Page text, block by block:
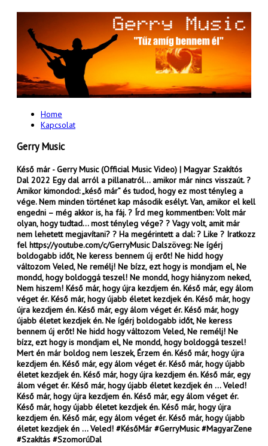
Home
Kapcsolat
Gerry Music
Késő már - Gerry Music (Official Music Video) | Magyar Szakítós
Dal 2022 Egy dal arról a pillanatról… amikor már nincs visszaút. ?
Amikor kimondod: „késő már” és tudod, hogy ez most tényleg a
vége. Nem minden történet kap második esélyt. Van, amikor el kell
engedni – még akkor is, ha fáj. ? Írd meg kommentben: Volt már
olyan, hogy tudtad… most tényleg vége? ? Vagy volt, amit már
nem lehetett megjavítani? ? Ha megérintett a dal: ? Like ? Iratkozz
fel https://youtube.com/c/GerryMusic Dalszöveg: Ne ígérj
boldogabb időt, Ne keress bennem új erőt! Ne hidd hogy
változom Veled, Ne remélj! Ne bízz, ezt hogy is mondjam el, Ne
mondd, hogy boldoggá teszel! Ne mondd, hogy hiányzom neked,
Nem hiszem! Késő már, hogy újra kezdjem én. Késő már, egy álom
véget ér. Késő már, hogy újabb életet kezdjek én. Késő már, hogy
újra kezdjem én. Késő már, egy álom véget ér. Késő már, hogy
újabb életet kezdjek én. Ne ígérj boldogabb időt, Ne keress
bennem új erőt! Ne hidd hogy változom Veled, Ne remélj! Ne
bízz, ezt hogy is mondjam el, Ne mondd, hogy boldoggá teszel!
Mert én már boldog nem leszek, Érzem én. Késő már, hogy újra
kezdjem én. Késő már, egy álom véget ér. Késő már, hogy újabb
életet kezdjek én. Késő már, hogy újra kezdjem én. Késő már, egy
álom véget ér. Késő már, hogy újabb életet kezdjek én ... Veled!
Késő már, hogy újra kezdjem én. Késő már, egy álom véget ér.
Késő már, hogy újabb életet kezdjek én. Késő már, hogy újra
kezdjem én. Késő már, egy álom véget ér. Késő már, hogy újabb
életet kezdjek én ... Veled! #KésőMár #GerryMusic #MagyarZene
#Szakítás #SzomorúDal